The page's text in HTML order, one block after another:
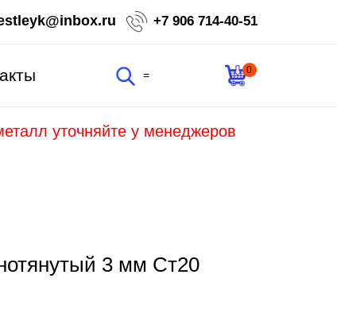
+7 906 714-40-51
= 0
уточняйте у менеджеров
3 мм Ст20